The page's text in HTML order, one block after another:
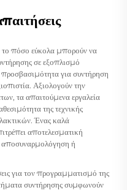
το πόσο εύκολα μπορούν να
σε εξοπλισμό
προσβασιμότητα για συντήρηση
Αξιολογούν την
τα απαιτούμενα εργαλεία
της τεχνικής
Ένας καλά
αποτελεσματική
αποσυναρμολόγηση ή
για τον προγραμματισμό της
συντήρησης συμφωνούν